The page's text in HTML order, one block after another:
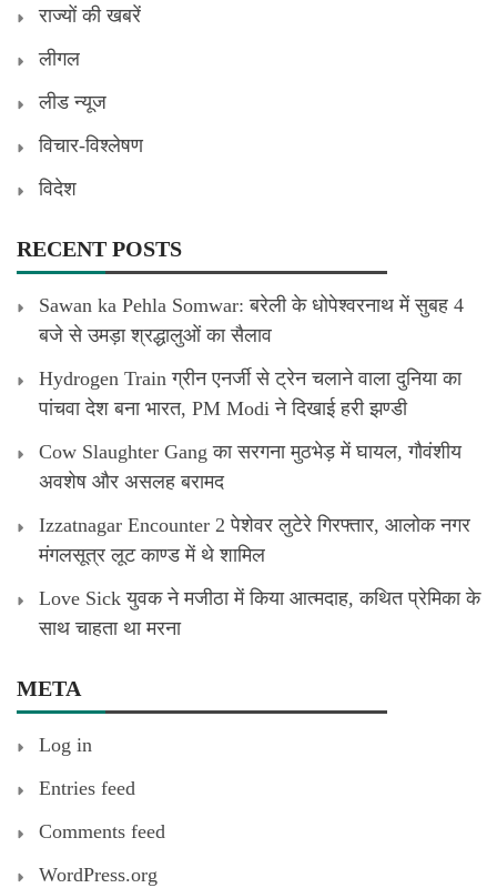
राज्यों की खबरें
लीगल
लीड न्यूज
विचार-विश्लेषण
विदेश
RECENT POSTS
Sawan ka Pehla Somwar: बरेली के धोपेश्वरनाथ में सुबह 4
बजे से उमड़ा श्रद्धालुओं का सैलाव
Hydrogen Train ग्रीन एनर्जी से ट्रेन चलाने वाला दुनिया का
पांचवा देश बना भारत, PM Modi ने दिखाई हरी झण्डी
Cow Slaughter Gang का सरगना मुठभेड़ में घायल, गौवंशीय
अवशेष और असलह बरामद
Izzatnagar Encounter 2 पेशेवर लुटेरे गिरफ्तार, आलोक नगर
मंगलसूत्र लूट काण्‍ड में थे शामिल
Love Sick युवक ने मजीठा में किया आत्मदाह, कथित प्रेमिका के
साथ चाहता था मरना
META
Log in
Entries feed
Comments feed
WordPress.org